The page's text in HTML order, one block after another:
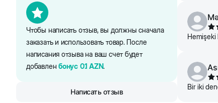
Чтобы написать отзыв, вы должны сначала
заказать и использовать товар. После
написания отзыва на ваш счет будет
добавленбонус 0.1 AZN.
Написать отзыв
Hemişeki
Bir iki